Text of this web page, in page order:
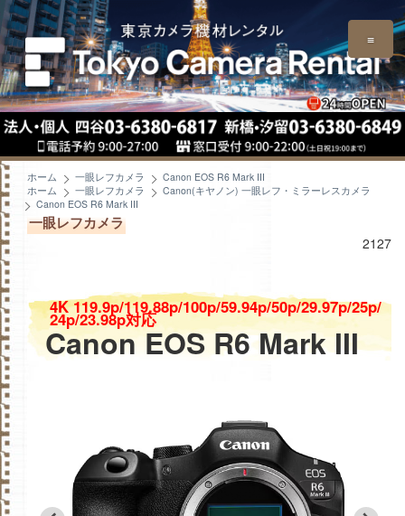
≡
ホーム 一眼レフカメラ
Canon EOS R6 Mark III
ホーム
一眼レフカメラ
Canon(キヤノン) 一眼レフ・ミラーレスカメラ
Canon EOS R6 Mark III
一眼レフカメラ
2127
4K 119.9p/119.88p/100p/59.94p/50p/29.97p/25p/
24p/23.98p対応
Canon EOS R6 Mark III